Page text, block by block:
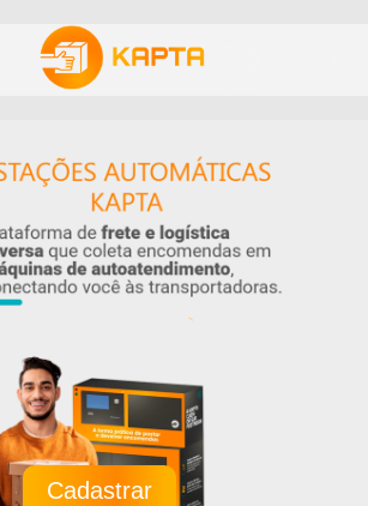
Cadastrar